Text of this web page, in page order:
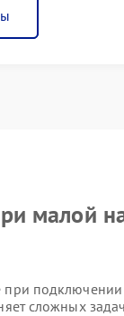
малой
сложных